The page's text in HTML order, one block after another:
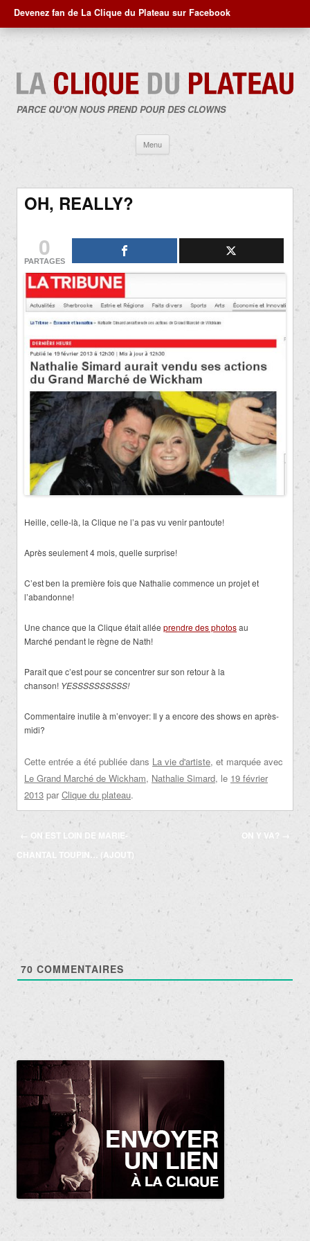
Devenez fan de La Clique du Plateau sur Facebook
PARCE QU'ON NOUS PREND POUR DES CLOWNS
Menu
contenu
OH, REALLY?
0
PARTAGES
Heille, celle-là, la Clique ne l’a pas vu venir pantoute!
Après seulement 4 mois, quelle surprise!
C’est ben la première fois que Nathalie commence un projet et
l’abandonne!
Une chance que la Clique était allée prendre des photosau
Marché pendant le règne de Nath!
Paraît que c’est pour se concentrer sur son retour à la
chanson! YESSSSSSSSSS!
Commentaire inutile à m’envoyer: Il y a encore des shows en après-
midi?
Cette entrée a été publiée dans La vie d'artiste, et marquée avec
Le Grand Marché de Wickham, Nathalie Simard, le 19 février
2013 par Clique du plateau.
Navigation
des
articles
← ON EST LOIN DE MARIE-
CHANTAL TOUPIN… (AJOUT)
ON Y VA?
70 COMMENTAIRES